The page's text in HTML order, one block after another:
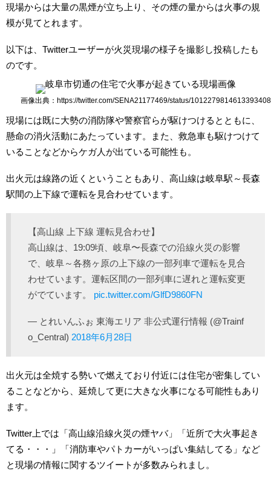
現場からは大量の黒煙が立ち上り、その煙の量からは火事の規
模が見てとれます。
以下は、Twitterユーザーが火災現場の様子を撮影し投稿したも
のです。
画像出典：https://twitter.com/SENA21177469/status/1012279814613393408
現場には既に大勢の消防隊や警察官らが駆けつけるとともに、
懸命の消火活動にあたっています。また、救急車も駆けつけて
いることなどからケガ人が出ている可能性も。
出火元は線路の近くということもあり、高山線は岐阜駅～長森
駅間の上下線で運転を見合わせています。
【高山線 上下線 運転見合わせ】
高山線は、19:09頃、岐阜〜長森での沿線火災の影響
で、岐阜～各務ヶ原の上下線の一部列車で運転を見合
わせています。運転区間の一部列車に遅れと運転変更
がでています。 pic.twitter.com/GlfD9860FN
— とれいんふぉ 東海エリア 非公式運行情報 (@Trainf
o_Central) 2018年6月28日
出火元は全焼する勢いで燃えており付近には住宅が密集してい
ることなどから、延焼して更に大きな火事になる可能性もあり
ます。
Twitter上では「高山線沿線火災の煙ヤバ」「近所で大火事起き
てる・・・」「消防車やパトカーがいっぱい集結してる」など
と現場の情報に関するツイートが多数みられまし。